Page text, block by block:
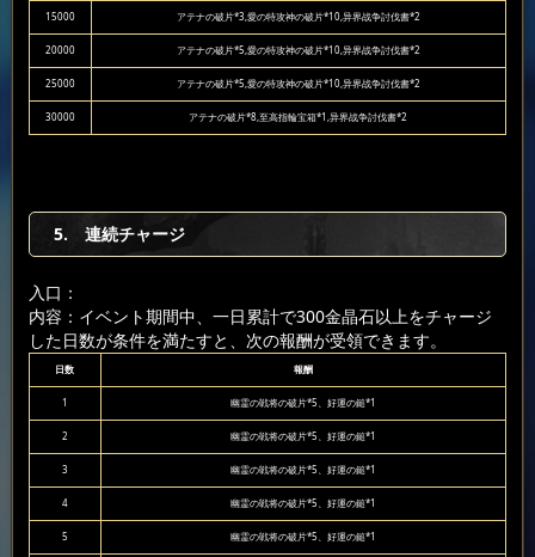
15000 アテナの破片*3,愛の特攻神の破片*10,异界战争討伐書*2
20000 アテナの破片*5,愛の特攻神の破片*10,异界战争討伐書*2
25000 アテナの破片*5,愛の特攻神の破片*10,异界战争討伐書*2
30000 アテナの破片*8,至高指輪宝箱*1,异界战争討伐書*2
5. 連続チャージ
入口：
内容：イベント期間中、一日累計で300金晶石以上をチャージ
した日数が条件を満たすと、次の報酬が受領できます。
日数 報酬
1 幽霊の戦将の破片*5、好運の鎚*1
2 幽霊の戦将の破片*5、好運の鎚*1
3 幽霊の戦将の破片*5、好運の鎚*1
4 幽霊の戦将の破片*5、好運の鎚*1
5 幽霊の戦将の破片*5、好運の鎚*1